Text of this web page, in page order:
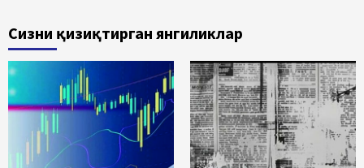
Сизни қизиқтирган янгиликлар